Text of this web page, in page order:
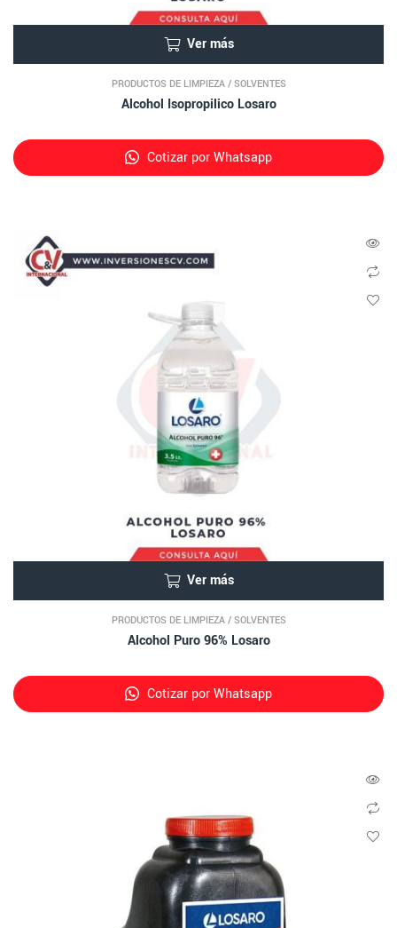
Ver más
PRODUCTOS DE LIMPIEZA/ SOLVENTES
Alcohol Isopropilico Losaro
Cotizar por Whatsapp
Ver más
PRODUCTOS DE LIMPIEZA/ SOLVENTES
Alcohol Puro 96% Losaro
Cotizar por Whatsapp